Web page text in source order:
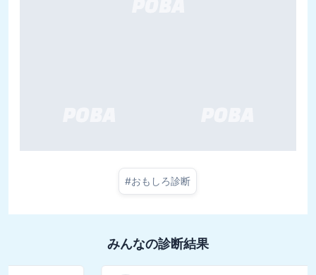
#おもしろ診断
みんなの診断結果